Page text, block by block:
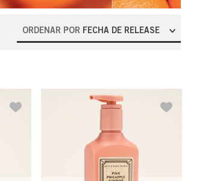
ORDENAR POR FECHA DE RELEASE